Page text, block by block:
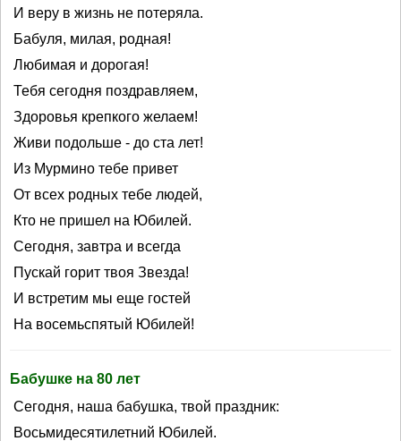
И веру в жизнь не потеряла.
Бабуля, милая, родная!
Любимая и дорогая!
Тебя сегодня поздравляем,
Здоровья крепкого желаем!
Живи подольше - до ста лет!
Из Мурмино тебе привет
От всех родных тебе людей,
Кто не пришел на Юбилей.
Сегодня, завтра и всегда
Пускай горит твоя Звезда!
И встретим мы еще гостей
На восемьспятый Юбилей!
Бабушке на 80 лет
Сегодня, наша бабушка, твой праздник:
Восьмидесятилетний Юбилей.